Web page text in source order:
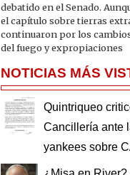
debatido en el Senado.
el capítulo sobre tierras
continuaron por los
del fuego y expropiaciones
NOTICIAS MÁS
Quintriqueo
Cancillería ante
yankees sobre